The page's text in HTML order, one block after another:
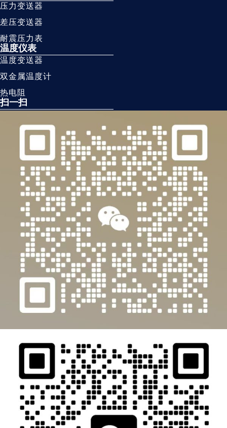
压力变送器
差压变送器
耐震压力表
温度仪表
温度变送器
双金属温度计
热电阻
扫一扫